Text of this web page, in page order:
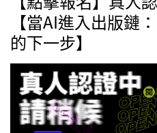
【當AI進入出版鏈
的下一步】